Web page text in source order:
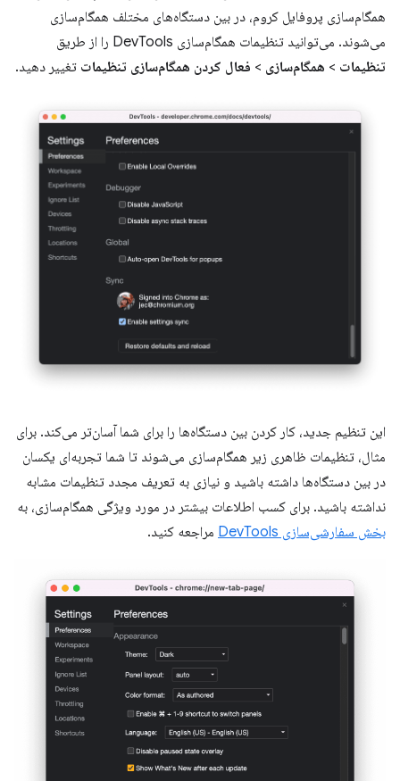
همگام‌سازی پروفایل کروم، در بین دستگاه‌های مختلف همگام‌سازی
می‌شوند. می‌توانید تنظیمات همگام‌سازی DevTools را از طریق
تنظیمات > همگام‌سازی > فعال کردن همگام‌سازی تنظیمات تغییر دهید.
این تنظیم جدید، کار کردن بین دستگاه‌ها را برای شما آسان‌تر می‌کند. برای
مثال، تنظیمات ظاهری زیر همگام‌سازی می‌شوند تا شما تجربه‌ای یکسان
در بین دستگاه‌ها داشته باشید و نیازی به تعریف مجدد تنظیمات مشابه
نداشته باشید. برای کسب اطلاعات بیشتر در مورد ویژگی همگام‌سازی، به
بخش سفارشی‌سازی DevTools
مراجعه کنید.